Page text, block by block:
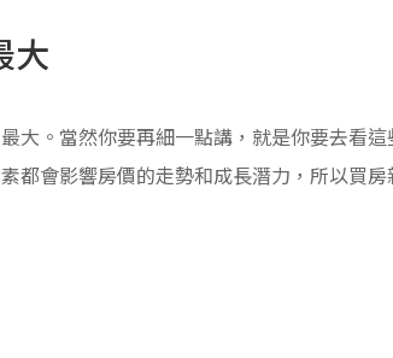
大
大。當然你要再細一點講，就是你要去看
都會影響房價的走勢和成長潛力，所以買